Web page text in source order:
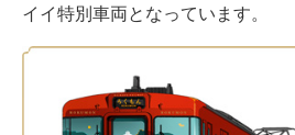
好きが集まる 比べて選べる
AI活用のいまが分かる
イイ特別車両となっています。